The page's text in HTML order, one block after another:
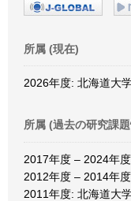
所属 (現在)
2026年度: 北海道大
所属 (過去の研究課
2017年度 – 2024年
2012年度 – 2014年
2011年度: 北海道大